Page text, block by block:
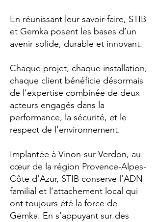
En réunissant leur savoir-faire, STIB
et Gemka posent les bases d’un
avenir solide, durable et innovant.
Chaque projet, chaque installation,
chaque client bénéficie désormais
de l’expertise combinée de deux
acteurs engagés dans la
performance, la sécurité, et le
respect de l’environnement.
Implantée à Vinon-sur-Verdon, au
cœur de la région Provence-Alpes-
Côte d’Azur, STIB conserve l’ADN
familial et l’attachement local qui
ont toujours été la force de
Gemka. En s’appuyant sur des